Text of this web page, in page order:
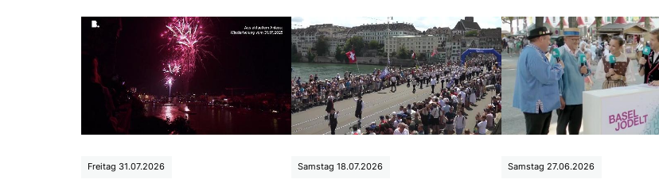
Freitag 31.07.2026 Samstag 18.07.2026 Samstag 27.06.2026